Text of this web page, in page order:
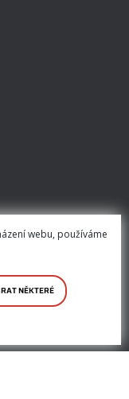
webu, používáme
NĚKTERÉ